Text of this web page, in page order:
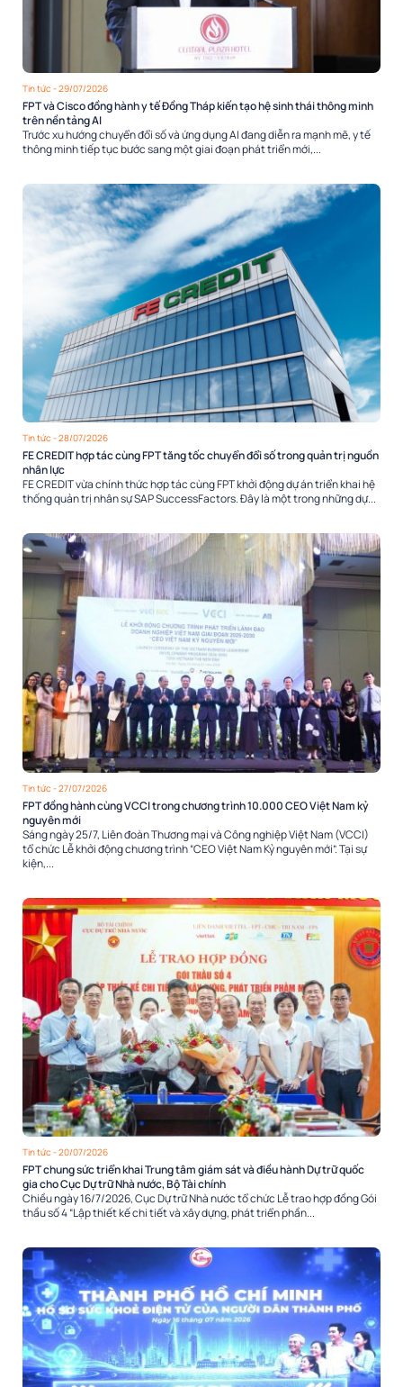
Tin tức - 29/07/2026
FPT và Cisco đồng hành y tế Đồng Tháp kiến tạo hệ sinh thái thông minh
trên nền tảng AI
Trước xu hướng chuyển đổi số và ứng dụng AI đang diễn ra mạnh mẽ, y tế
thông minh tiếp tục bước sang một giai đoạn phát triển mới,...
Tin tức - 28/07/2026
FE CREDIT hợp tác cùng FPT tăng tốc chuyển đổi số trong quản trị nguồn
nhân lực
FE CREDIT vừa chính thức hợp tác cùng FPT khởi động dự án triển khai hệ
thống quản trị nhân sự SAP SuccessFactors. Đây là một trong những dự...
Tin tức - 27/07/2026
FPT đồng hành cùng VCCI trong chương trình 10.000 CEO Việt Nam kỷ
nguyên mới
Sáng ngày 25/7, Liên đoàn Thương mại và Công nghiệp Việt Nam (VCCI)
tổ chức Lễ khởi động chương trình “CEO Việt Nam Kỷ nguyên mới”. Tại sự
kiện,...
Tin tức - 20/07/2026
FPT chung sức triển khai Trung tâm giám sát và điều hành Dự trữ quốc
gia cho Cục Dự trữ Nhà nước, Bộ Tài chính
Chiều ngày 16/7/2026, Cục Dự trữ Nhà nước tổ chức Lễ trao hợp đồng Gói
thầu số 4 “Lập thiết kế chi tiết và xây dựng, phát triển phần...